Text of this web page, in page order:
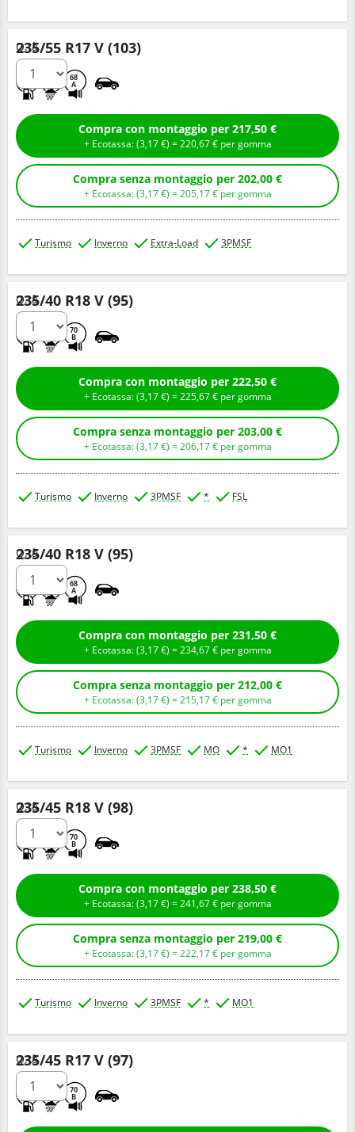
235/55 R17 V (103)
68
A
Q.tà
Compra con montaggio per 217,50 €
+ Ecotassa: (3,17€ ) =220,67€ per gomma
Compra senza montaggio per 202,00 €
+ Ecotassa: (3,17€ ) =205,17€ per gomma
Turismo Inverno Extra-Load 3PMSF
235/40 R18 V (95)
70
B
Q.tà
Compra con montaggio per 222,50 €
+ Ecotassa: (3,17€ ) =225,67€ per gomma
Compra senza montaggio per 203,00 €
+ Ecotassa: (3,17€ ) =206,17€ per gomma
Turismo Inverno 3PMSF * FSL
235/40 R18 V (95)
68
A
Q.tà
Compra con montaggio per 231,50 €
+ Ecotassa: (3,17€ ) =234,67€ per gomma
Compra senza montaggio per 212,00 €
+ Ecotassa: (3,17€ ) =215,17€ per gomma
Turismo Inverno 3PMSF MO * MO1
235/45 R18 V (98)
70
B
Q.tà
Compra con montaggio per 238,50 €
+ Ecotassa: (3,17€ ) =241,67€ per gomma
Compra senza montaggio per 219,00 €
+ Ecotassa: (3,17€ ) =222,17€ per gomma
Turismo Inverno 3PMSF * MO1
235/45 R17 V (97)
70
B
Q.tà